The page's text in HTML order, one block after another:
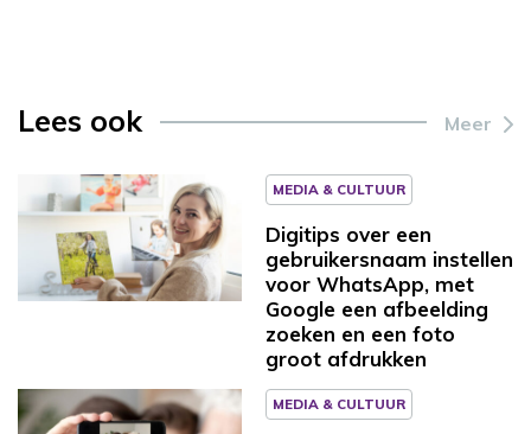
Lees ook Meer
MEDIA & CULTUUR
Digitips over een
gebruikersnaam instellen
voor WhatsApp, met
Google een afbeelding
zoeken en een foto
groot afdrukken
MEDIA & CULTUUR